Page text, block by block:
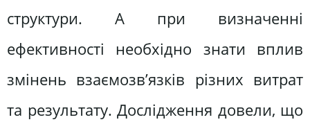
структури. А при визначенні
ефективності необхідно знати вплив
змінень взаємозв’язків різних витрат
та результату. Дослідження довели, що